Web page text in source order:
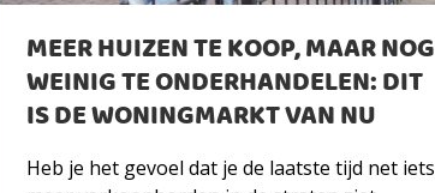
MEER HUIZEN TE KOOP, MAAR NOG
WEINIG TE ONDERHANDELEN: DIT
IS DE WONINGMARKT VAN NU
Heb je het gevoel dat je de laatste tijd net iets